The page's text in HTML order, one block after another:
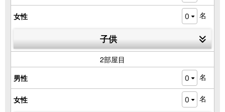
女性 名
子供
2部屋目
男性
名
女性 名